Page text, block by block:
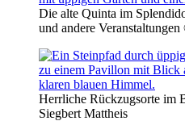
Die alte Quinta im
und andere
Herrliche Rückzugsorte im
Siegbert Mattheis